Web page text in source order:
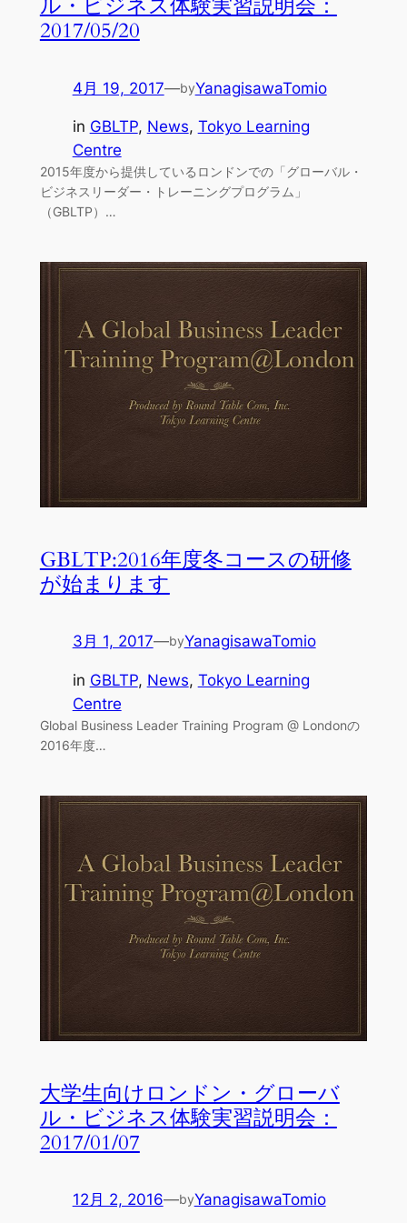
ル・ビジネス体験実習説明会：
2017/05/20
4月 19, 2017—byYanagisawaTomio
in GBLTP, News, Tokyo Learning
Centre
2015年度から提供しているロンドンでの「グローバル・
ビジネスリーダー・トレーニングプログラム」
（GBLTP）…
GBLTP:2016年度冬コースの研修
が始まります
3月 1, 2017—byYanagisawaTomio
in GBLTP, News, Tokyo Learning
Centre
Global Business Leader Training Program @ Londonの
2016年度…
大学生向けロンドン・グローバ
ル・ビジネス体験実習説明会：
2017/01/07
12月 2, 2016—byYanagisawaTomio